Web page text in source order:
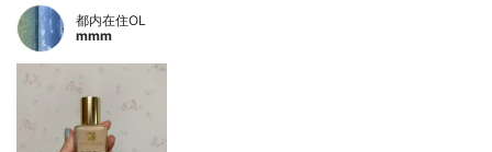
都内在住OL
mmm